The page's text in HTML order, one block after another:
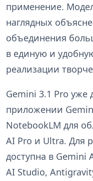
применение.
наглядных
объединения
в единую и
реализации
Gemini 3.1 Pro уже
приложении
NotebookLM для
AI Pro и Ultra. Для
доступна в Gemini
AI Studio,